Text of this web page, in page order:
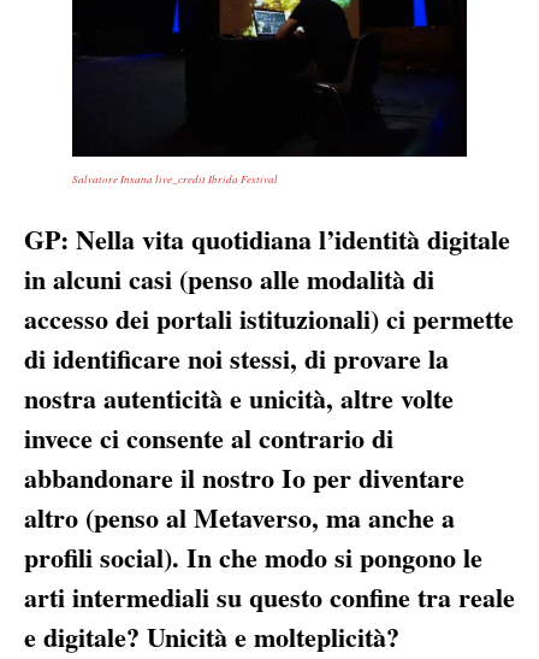
Salvatore Insana live_credit Ibrida Festival
GP: Nella vita quotidiana l’identità digitale
in alcuni casi (penso alle modalità di
accesso dei portali istituzionali) ci permette
di identificare noi stessi, di provare la
nostra autenticità e unicità, altre volte
invece ci consente al contrario di
abbandonare il nostro Io per diventare
altro (penso al Metaverso, ma anche a
profili social). In che modo si pongono le
arti intermediali su questo confine tra reale
e digitale? Unicità e molteplicità?